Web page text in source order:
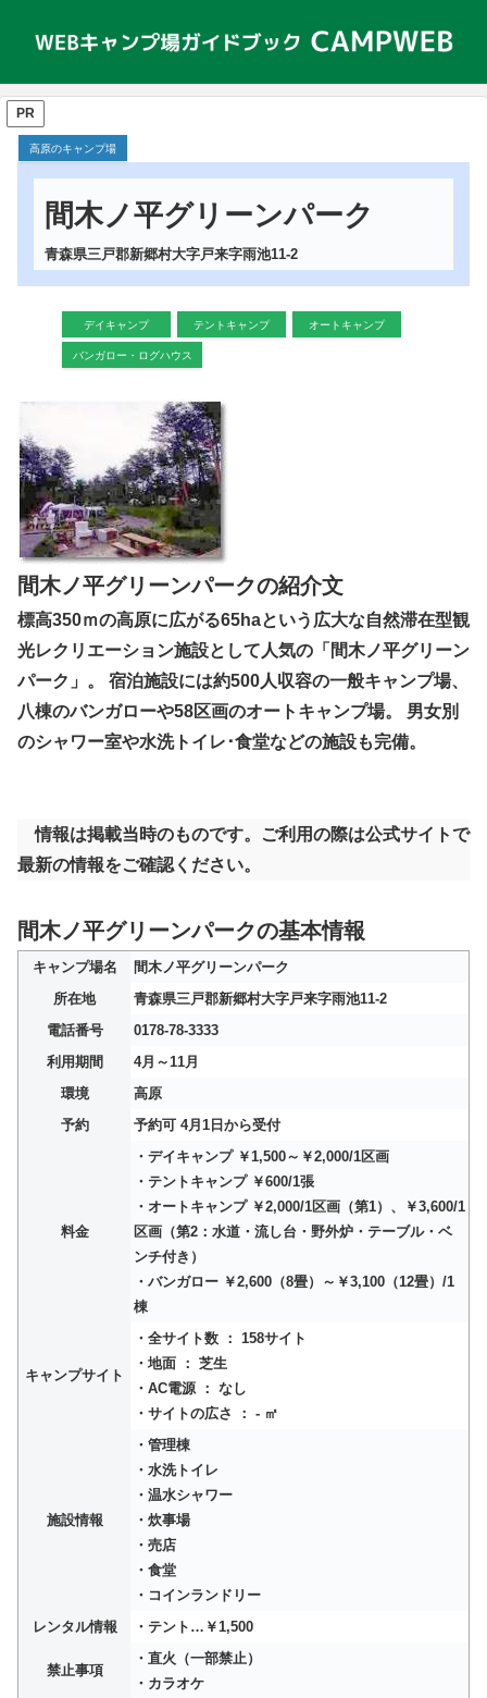
PR
高原のキャンプ場
間木ノ平グリーンパーク
青森県三戸郡新郷村大字戸来字雨池11-2
デイキャンプ テントキャンプ オートキャンプ
バンガロー・ログハウス
間木ノ平グリーンパークの紹介文
標高350ｍの高原に広がる65haという広大な自然滞在型観
光レクリエーション施設として人気の「間木ノ平グリーン
パーク」。 宿泊施設には約500人収容の一般キャンプ場、
八棟のバンガローや58区画のオートキャンプ場。 男女別
のシャワー室や水洗トイレ･食堂などの施設も完備。
情報は掲載当時のものです。ご利用の際は公式サイトで
最新の情報をご確認ください。
間木ノ平グリーンパークの基本情報
キャンプ場名
間木ノ平グリーンパーク
所在地
青森県三戸郡新郷村大字戸来字雨池11-2
電話番号
0178-78-3333
利用期間
4月～11月
環境
高原
予約
予約可 4月1日から受付
料金
・デイキャンプ ￥1,500～￥2,000/1区画
・テントキャンプ ￥600/1張
・オートキャンプ ￥2,000/1区画（第1）、￥3,600/1
区画（第2：水道・流し台・野外炉・テーブル・ベ
ンチ付き）
・バンガロー ￥2,600（8畳）～￥3,100（12畳）/1
棟
キャンプサイト
・全サイト数 ： 158サイト
・地面 ： 芝生
・AC電源 ： なし
・サイトの広さ ： - ㎡
施設情報
・管理棟
・水洗トイレ
・温水シャワー
・炊事場
・売店
・食堂
・コインランドリー
レンタル情報
・テント…￥1,500
禁止事項
・直火（一部禁止）
・カラオケ